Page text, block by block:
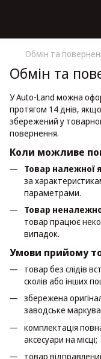
Обмін та
Обмін та
У Auto-Land можна
протягом 14 днів,
збережений у
повернення.
Коли можливе
Товар належної
за
параметрами.
Товар
товар працює
випадок.
Умови прийому
товар без слідів
сколів або інших
збережена
заводське
комплектація
аксесуари на місці;
товар